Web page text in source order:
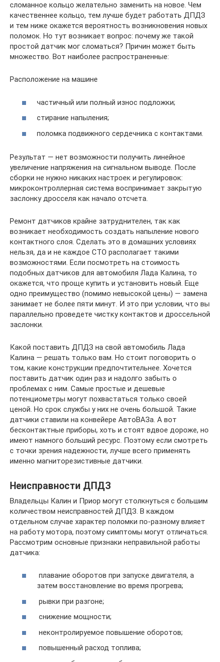
сломанное кольцо желательно заменить на новое. Чем
качественнее кольцо, тем лучше будет работать ДПДЗ
и тем ниже окажется вероятность возникновения новых
поломок. Но тут возникает вопрос: почему же такой
простой датчик мог сломаться? Причин может быть
множество. Вот наиболее распространенные:
Расположение на машине
частичный или полный износ подложки;
стирание напыления;
поломка подвижного сердечника с контактами.
Результат — нет возможности получить линейное
увеличение напряжения на сигнальном выводе. После
сборки не нужно никаких настроек и регулировок:
микроконтроллерная система воспринимает закрытую
заслонку дросселя как начало отсчета.
Ремонт датчиков крайне затруднителен, так как
возникает необходимость создать напыление нового
контактного слоя. Сделать это в домашних условиях
нельзя, да и не каждое СТО располагает такими
возможностями. Если посмотреть на стоимость
подобных датчиков для автомобиля Лада Калина, то
окажется, что проще купить и установить новый. Еще
одно преимущество (помимо невысокой цены) — замена
занимает не более пяти минут. И это при условии, что вы
параллельно проведете чистку контактов и дроссельной
заслонки.
Какой поставить ДПДЗ на свой автомобиль Лада
Калина — решать только вам. Но стоит поговорить о
том, какие конструкции предпочтительнее. Хочется
поставить датчик один раз и надолго забыть о
проблемах с ним. Самые простые и дешевые
потенциометры могут похвастаться только своей
ценой. Но срок службы у них не очень большой. Такие
датчики ставили на конвейере АвтоВАЗа. А вот
бесконтактные приборы, хоть и стоят вдвое дороже, но
имеют намного больший ресурс. Поэтому если смотреть
с точки зрения надежности, лучше всего применять
именно магниторезистивные датчики.
Неисправности ДПДЗ
Владельцы Калин и Приор могут столкнуться с большим
количеством неисправностей ДПДЗ. В каждом
отдельном случае характер поломки по-разному влияет
на работу мотора, поэтому симптомы могут отличаться.
Рассмотрим основные признаки неправильной работы
датчика:
плавание оборотов при запуске двигателя, а
затем восстановление во время прогрева;
рывки при разгоне;
снижение мощности;
неконтролируемое повышение оборотов;
повышенный расход топлива;